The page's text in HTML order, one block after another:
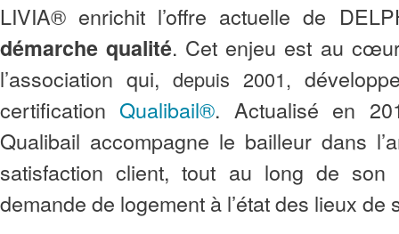
LIVIA® enrichit l’offre actuelle de
démarche qualité. Cet enjeu est au
l’association qui, depuis 2001,
certificationQualibail®. Actualisé en
Qualibail accompagne le bailleur dans
satisfaction client, tout au long de son
demande de logement à l’état des lieux de